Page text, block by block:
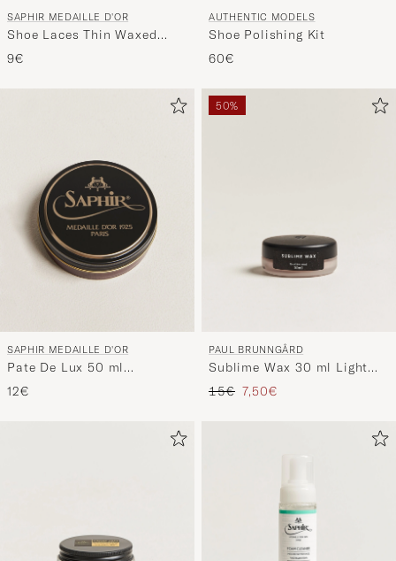
SAPHIR MEDAILLE D'OR
Shoe Laces Thin Waxed
75cm Black
9€
AUTHENTIC MODELS
Shoe Polishing Kit
60€
SAPHIR MEDAILLE D'OR
Pate De Lux 50 ml
Mahogany
12€
50%
PAUL BRUNNGÅRD
Sublime Wax 30 ml Light
Brown
Precio ordinario
15€ Precio reducido
7,50€